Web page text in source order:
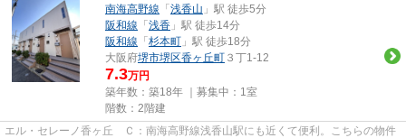
南海高野線 「 浅香山 」駅 徒歩5分
阪和線 「 浅香 」駅 徒歩14分
阪和線 「 杉本町 」駅 徒歩18分
大阪府堺市堺区香ヶ丘町 ３丁1-12
7.3万円
築年数：築18年 ｜募集中： 1室
階数：2階建
エル・セレーノ香ヶ丘 Ｃ：南海高野線浅香山駅にも近くて便利。こちらの物件